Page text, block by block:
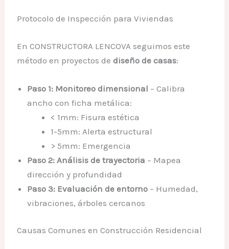
Protocolo de Inspección para Viviendas
En CONSTRUCTORA LENCOVA seguimos este
método en proyectos dediseño de casas:
Paso 1: Monitoreo dimensional – Calibra
ancho con ficha metálica:
< 1mm: Fisura estética
1-5mm: Alerta estructural
> 5mm: Emergencia
Paso 2: Análisis de trayectoria – Mapea
dirección y profundidad
Paso 3: Evaluación de entorno – Humedad,
vibraciones, árboles cercanos
Causas Comunes en Construcción Residencial